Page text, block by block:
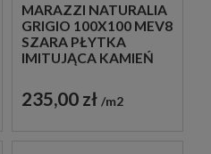
MARAZZI NATURALIA
GRIGIO 100X100 MEV8
SZARA PŁYTKA
IMITUJĄCA KAMIEŃ
235,00 zł m2